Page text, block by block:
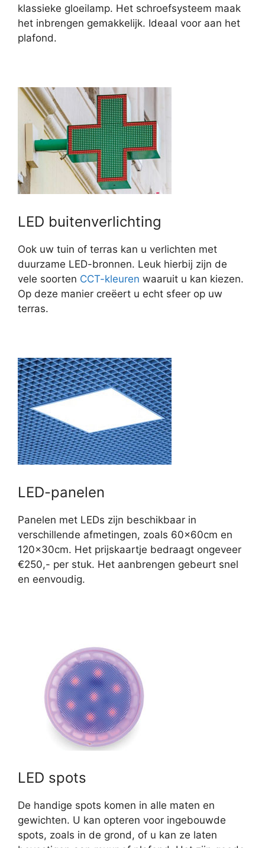
klassieke gloeilamp. Het schroefsysteem maak
het inbrengen gemakkelijk. Ideaal voor aan het
plafond.
LED buitenverlichting
Ook uw tuin of terras kan u verlichten met
duurzame LED-bronnen. Leuk hierbij zijn de
vele soorten CCT-kleuren waaruit u kan kiezen.
Op deze manier creëert u echt sfeer op uw
terras.
LED-panelen
Panelen met LEDs zijn beschikbaar in
verschillende afmetingen, zoals 60x60cm en
120x30cm. Het prijskaartje bedraagt ongeveer
€250,- per stuk. Het aanbrengen gebeurt snel
en eenvoudig.
LED spots
De handige spots komen in alle maten en
gewichten. U kan opteren voor ingebouwde
spots, zoals in de grond, of u kan ze laten